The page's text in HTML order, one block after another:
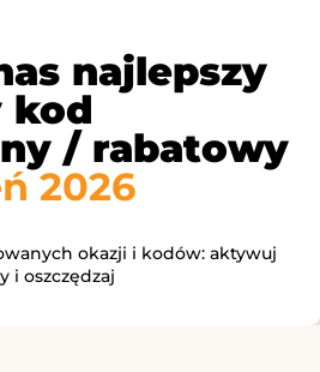
najlepszy
kod
/ rabatowy
2026
okazji i kodów: aktywuj
i oszczędzaj